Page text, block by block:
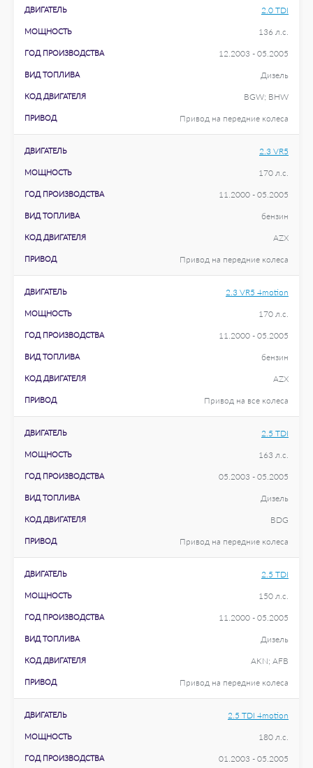
ДВИГАТЕЛЬ 2.0 TDI
МОЩНОСТЬ 136 л.с.
ГОД ПРОИЗВОДСТВА 12.2003 - 05.2005
ВИД ТОПЛИВА Дизель
КОД ДВИГАТЕЛЯ BGW; BHW
ПРИВОД Привод на передние колеса
ДВИГАТЕЛЬ 2.3 VR5
МОЩНОСТЬ 170 л.с.
ГОД ПРОИЗВОДСТВА 11.2000 - 05.2005
ВИД ТОПЛИВА бензин
КОД ДВИГАТЕЛЯ AZX
ПРИВОД Привод на передние колеса
ДВИГАТЕЛЬ 2.3 VR5 4motion
МОЩНОСТЬ 170 л.с.
ГОД ПРОИЗВОДСТВА 11.2000 - 05.2005
ВИД ТОПЛИВА бензин
КОД ДВИГАТЕЛЯ AZX
ПРИВОД Привод на все колеса
ДВИГАТЕЛЬ 2.5 TDI
МОЩНОСТЬ 163 л.с.
ГОД ПРОИЗВОДСТВА 05.2003 - 05.2005
ВИД ТОПЛИВА Дизель
КОД ДВИГАТЕЛЯ BDG
ПРИВОД Привод на передние колеса
ДВИГАТЕЛЬ 2.5 TDI
МОЩНОСТЬ 150 л.с.
ГОД ПРОИЗВОДСТВА 11.2000 - 05.2005
ВИД ТОПЛИВА Дизель
КОД ДВИГАТЕЛЯ AKN; AFB
ПРИВОД Привод на передние колеса
ДВИГАТЕЛЬ 2.5 TDI 4motion
МОЩНОСТЬ 180 л.с.
ГОД ПРОИЗВОДСТВА 01.2003 - 05.2005